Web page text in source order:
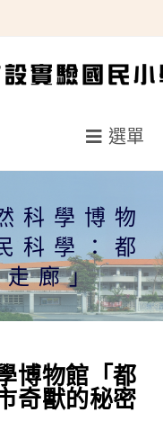
選單
科學博物
科學：都
走廊」
博物館「都
奇獸的秘密